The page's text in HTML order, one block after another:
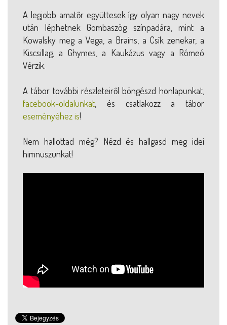
A legjobb amatőr együttesek így olyan nagy nevek
után léphetnek Gombaszög színpadára, mint a
Kowalsky meg a Vega, a Brains, a Csík zenekar, a
Kiscsillag, a Ghymes, a Kaukázus vagy a Rómeó
Vérzik.
A tábor további részleteiről böngészd honlapunkat,
facebook-oldalunkat , és csatlakozz a tábor
eseményéhez is!
Nem hallottad még? Nézd és hallgasd meg idei
himnuszunkat!